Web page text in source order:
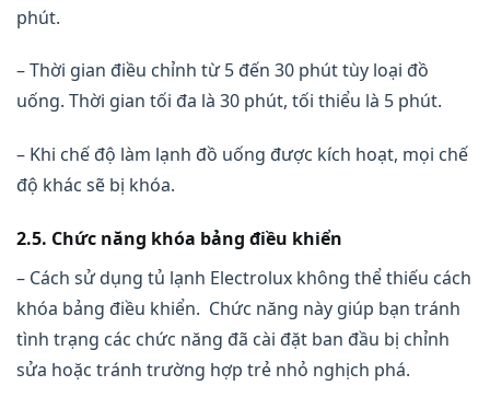
phút.
– Thời gian điều chỉnh từ 5 đến 30 phút tùy loại đồ
uống. Thời gian tối đa là 30 phút, tối thiểu là 5 phút.
– Khi chế độ làm lạnh đồ uống được kích hoạt, mọi chế
độ khác sẽ bị khóa.
2.5. Chức năng khóa bảng điều khiển
– Cách sử dụng tủ lạnh Electrolux không thể thiếu cách
khóa bảng điều khiển. Chức năng này giúp bạn tránh
tình trạng các chức năng đã cài đặt ban đầu bị chỉnh
sửa hoặc tránh trường hợp trẻ nhỏ nghịch phá.